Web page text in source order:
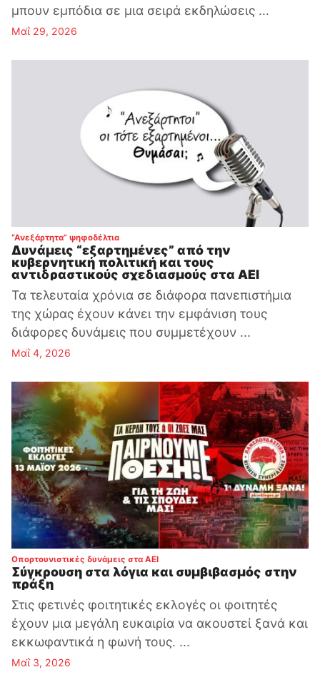
μπουν εμπόδια σε μια σειρά εκδηλώσεις ...
Μαΐ 29, 2026
“Ανεξάρτητα” ψηφοδέλτια:
Δυνάμεις “εξαρτημένες” από την
κυβερνητική πολιτική και τους
αντιδραστικούς σχεδιασμούς στα ΑΕΙ
Τα τελευταία χρόνια σε διάφορα πανεπιστήμια
της χώρας έχουν κάνει την εμφάνιση τους
διάφορες δυνάμεις που συμμετέχουν ...
Μαΐ 4, 2026
Οπορτουνιστικές δυνάμεις στα ΑΕΙ:
Σύγκρουση στα λόγια και συμβιβασμός στην
πράξη
Στις φετινές φοιτητικές εκλογές οι φοιτητές
έχουν μια μεγάλη ευκαιρία να ακουστεί ξανά και
εκκωφαντικά η φωνή τους. ...
Μαΐ 3, 2026